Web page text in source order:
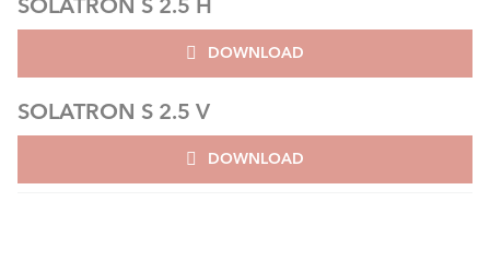
DOWNLOAD
SOLATRON S 2.5 V
DOWNLOAD